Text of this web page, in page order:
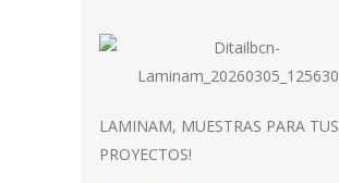
LAMINAM, MUESTRAS PARA TUS
PROYECTOS!